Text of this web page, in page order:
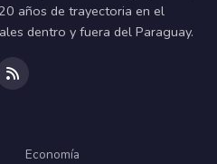
años de trayectoria en el
dentro y fuera del Paraguay.
Economía